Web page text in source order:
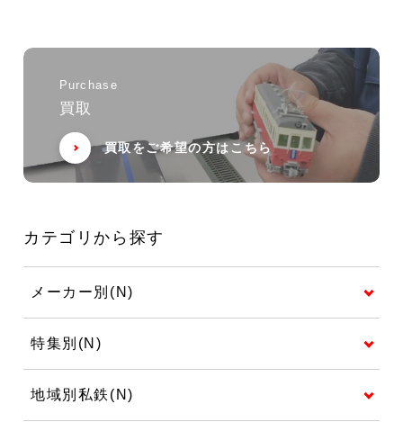
Purchase
買取
買取をご希望の方はこちら
カテゴリから探す
メーカー別(N)
特集別(N)
地域別私鉄(N)